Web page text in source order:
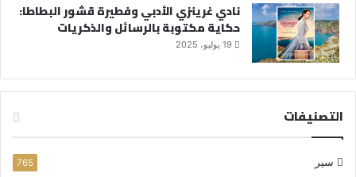
نادي غرينزي الأدبي وفطيرة قشور البطاطا:
حكاية مكتوبة بالرسائل والذكريات
19 يوليو، 2025
التصنيفات
سير 765